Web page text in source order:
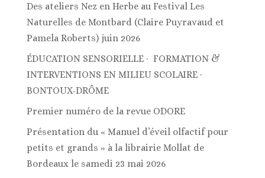
Des ateliers Nez en Herbe au Festival Les
Naturelles de Montbard (Claire Puyravaud et
Pamela Roberts) juin 2026
ÉDUCATION SENSORIELLE · FORMATION &
INTERVENTIONS EN MILIEU SCOLAIRE ·
BONTOUX-DRÔME
Premier numéro de la revue ODORE
Présentation du « Manuel d’éveil olfactif pour
petits et grands » à la librairie Mollat de
Bordeaux le samedi 23 mai 2026